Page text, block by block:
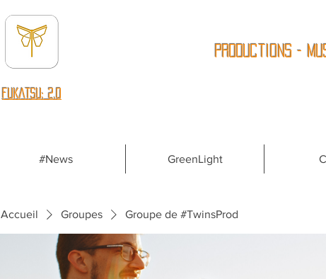
fUKATSU: 2.0
Productions -
#News GreenLight
Accueil Groupes Groupe de #TwinsProd